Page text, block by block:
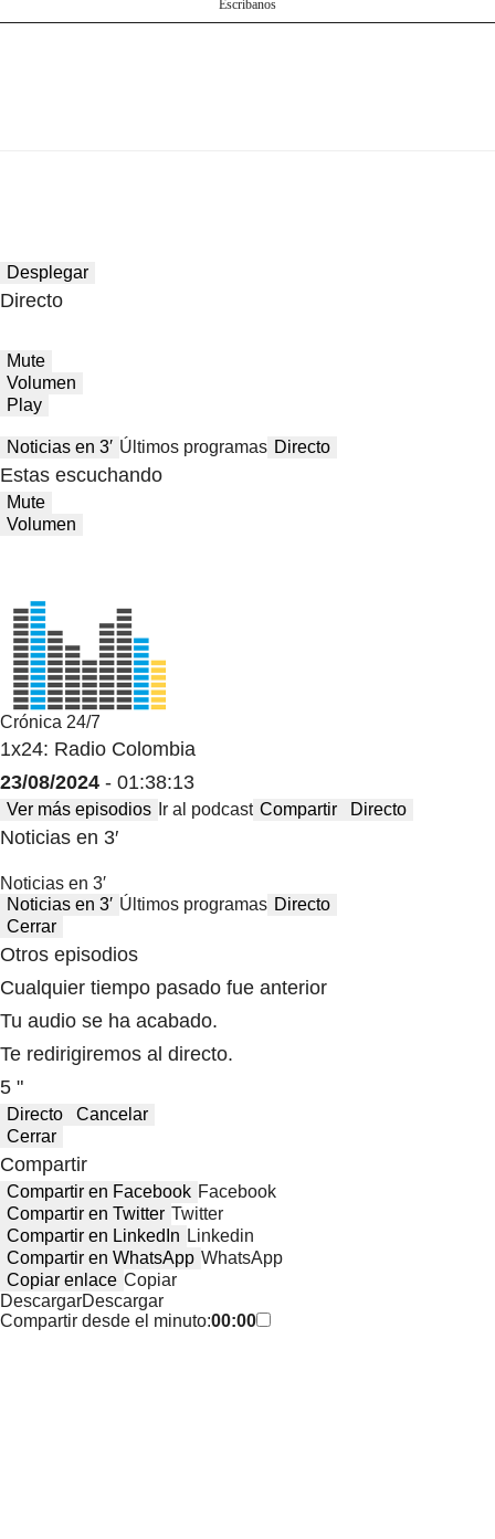
Escríbanos
Desplegar
Directo
Mute
Volumen
Play
Noticias en 3′ Últimos programas Directo
Estas escuchando
Mute
Volumen
Crónica 24/7
1x24: Radio Colombia
23/08/2024 - 01:38:13
Ver más episodios Ir al podcast Compartir Directo
Noticias en 3′
Noticias en 3′
Noticias en 3′ Últimos programas Directo
Cerrar
Otros episodios
Cualquier tiempo pasado fue anterior
Tu audio se ha acabado.
Te redirigiremos al directo.
5 "
Directo
Cancelar
Cerrar
Compartir
Compartir en Facebook Facebook
Compartir en Twitter Twitter
Compartir en LinkedIn Linkedin
Compartir en WhatsApp WhatsApp
Copiar enlace Copiar
DescargarDescargar
Compartir desde el minuto:00:00